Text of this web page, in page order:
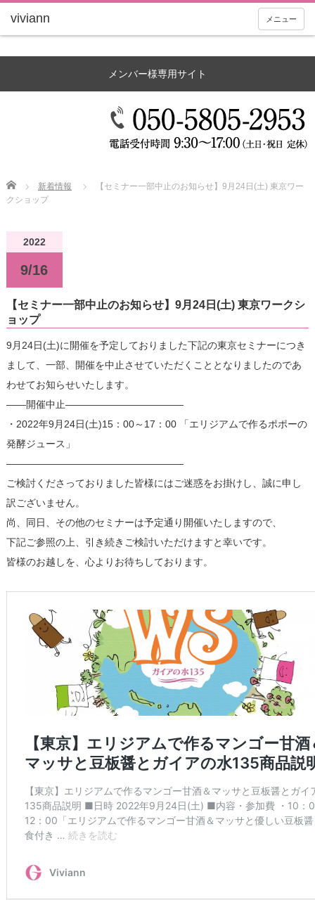
メニュー
メンバー様専用サイト
Home 新着情報
【セミナー一部中止のお知らせ】9月24日(土) 東京ワー
クショップ
2022
9/16
【セミナー一部中止のお知らせ】9月24日(土) 東京ワークシ
ョップ
9月24日(土)に開催を予定しておりました下記の東京セミナーにつき
まして、一部、開催を中止させていただくこととなりましたのであ
わせてお知らせいたします。
――開催中止――――――――――――
・2022年9月24日(土)15：00～17：00 「エリジアムで作るポポーの
発酵ジュース」
――――――――――――――――――
ご検討くださっておりました皆様にはご迷惑をお掛けし、誠に申し
訳ございません。
尚、同日、その他のセミナーは予定通り開催いたしますので、
下記ご参照の上、引き続きご検討いただけますと幸いです。
皆様のお越しを、心よりお待ちしております。